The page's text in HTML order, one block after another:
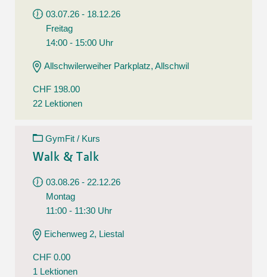
03.07.26 - 18.12.26
Freitag
14:00 - 15:00 Uhr
Allschwilerweiher Parkplatz, Allschwil
CHF 198.00
22 Lektionen
GymFit / Kurs
Walk & Talk
03.08.26 - 22.12.26
Montag
11:00 - 11:30 Uhr
Eichenweg 2, Liestal
CHF 0.00
1 Lektionen